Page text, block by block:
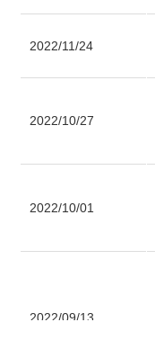
2022/11/24
2022/10/27
2022/10/01
2022/09/13